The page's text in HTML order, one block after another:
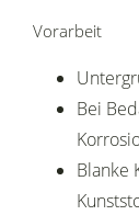
Vorarbeit
Bei
Blanke